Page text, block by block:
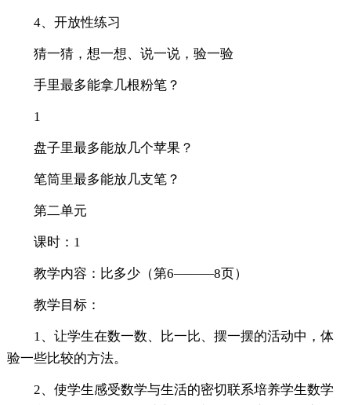
4、开放性练习
猜一猜，想一想、说一说，验一验
手里最多能拿几根粉笔？
1
盘子里最多能放几个苹果？
笔筒里最多能放几支笔？
第二单元
课时：1
教学内容：比多少（第6―――8页）
教学目标：
1、让学生在数一数、比一比、摆一摆的活动中，体
验一些比较的方法。
2、使学生感受数学与生活的密切联系培养学生数学